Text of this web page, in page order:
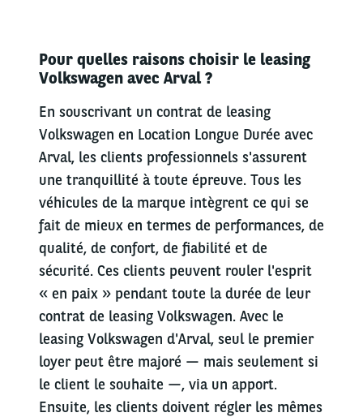
Pour quelles raisons choisir le leasing
Volkswagen avec Arval ?
En souscrivant un contrat de leasing
Volkswagen en Location Longue Durée avec
Arval, les clients professionnels s'assurent
une tranquillité à toute épreuve. Tous les
véhicules de la marque intègrent ce qui se
fait de mieux en termes de performances, de
qualité, de confort, de fiabilité et de
sécurité. Ces clients peuvent rouler l'esprit
« en paix » pendant toute la durée de leur
contrat de leasing Volkswagen. Avec le
leasing Volkswagen d'Arval, seul le premier
loyer peut être majoré — mais seulement si
le client le souhaite —, via un apport.
Ensuite, les clients doivent régler les mêmes